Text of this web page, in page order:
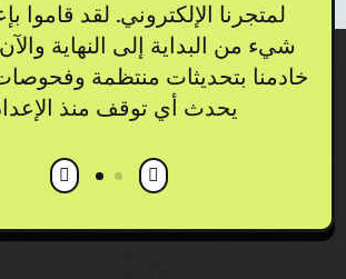
لمتجرنا الإلكتروني. لقد قاموا
شيء من البداية إلى النهاية
خادمنا بتحديثات منتظمة
يحدث أي توقف منذ